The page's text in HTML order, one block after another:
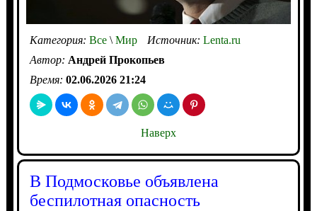
Категория: Все\Мир Источник: Lenta.ru
Автор: Андрей Прокопьев
Время: 02.06.2026 21:24
Наверх
В Подмосковье объявлена
беспилотная опасность